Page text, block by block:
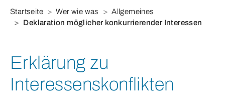
Startseite Wer wie was
Allgemeines
Deklaration möglicher konkurrierender Interessen
Erklärung zu
Interessenskonflikten